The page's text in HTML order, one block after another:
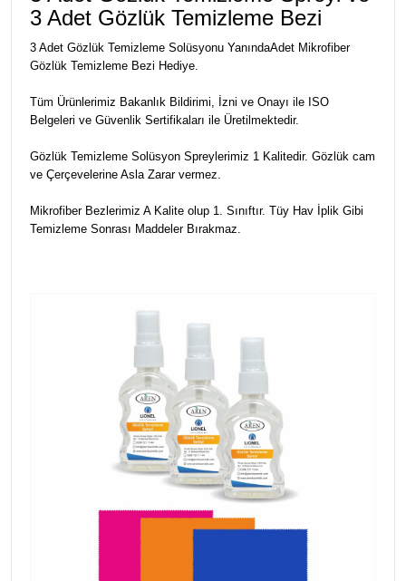
3 Adet Gözlük Temizleme Bezi
3 Adet Gözlük Temizleme Solüsyonu YanındaAdet Mikrofiber
Gözlük Temizleme Bezi Hediye.
Tüm Ürünlerimiz Bakanlık Bildirimi, İzni ve Onayı ile ISO
Belgeleri ve Güvenlik Sertifikaları ile Üretilmektedir.
Gözlük Temizleme Solüsyon Spreylerimiz 1 Kalitedir. Gözlük cam
ve Çerçevelerine Asla Zarar vermez.
Mikrofiber Bezlerimiz A Kalite olup 1. Sınıftır. Tüy Hav İplik Gibi
Temizleme Sonrası Maddeler Bırakmaz.